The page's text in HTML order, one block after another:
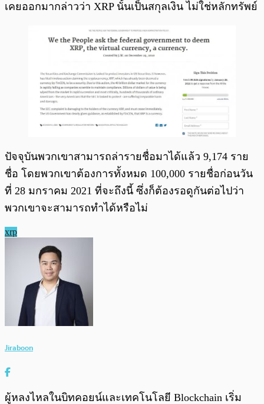
เคยออกมากล่าวว่า XRP นั้นเป็นสกุลเงิน ไม่ใช่หลักทรัพย์
ปัจจุบันพวกเขาสามารถล่ารายชื่อมาได้แล้ว 9,174 ราย
ชื่อ โดยพวกเขาต้องการทั้งหมด 100,000 รายชื่อก่อนวัน
ที่ 28 มกราคม 2021 ที่จะถึงนี้ ซึ่งก็ต้องรอดูกันต่อไปว่า
พวกเขาจะสามารถทำได้หรือไม่
xrp
Jiraboon
ผู้หลงไหลในบิทคอยน์และเทคโนโลยี Blockchain เริ่ม